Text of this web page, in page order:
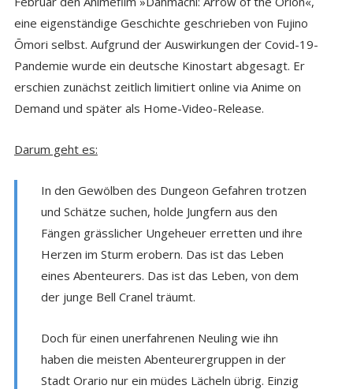
eine eigenständige Geschichte geschrieben von Fujino
Ōmori selbst. Aufgrund der Auswirkungen der Covid-19-
Pandemie wurde ein deutsche Kinostart abgesagt. Er
erschien zunächst zeitlich limitiert online via Anime on
Demand und später als Home-Video-Release.
Darum geht es:
In den Gewölben des Dungeon Gefahren trotzen
und Schätze suchen, holde Jungfern aus den
Fängen grässlicher Ungeheuer erretten und ihre
Herzen im Sturm erobern. Das ist das Leben
eines Abenteurers. Das ist das Leben, von dem
der junge Bell Cranel träumt.
Doch für einen unerfahrenen Neuling wie ihn
haben die meisten Abenteurergruppen in der
Stadt Orario nur ein müdes Lächeln übrig. Einzig